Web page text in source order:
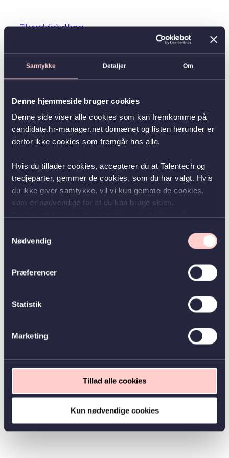
Samtykke Detaljer Om
Denne hjemmeside bruger cookies
Denne side viser alle cookies som kan fremkomme på
candidate.hr-manager.net domænet og listen herunder er
derfor ikke cookies som fremgår hos alle.
Hvis du tillader cookies, accepterer du at Talentech og
tredjeparter, gemmer de cookies, som du har valgt. Hvis
du ikke giver samtykke, vil vi kun gemme de cookies,
som er nødvendige for at du kan bruge siden.
Nødvendig
Præferencer
Statistik
Marketing
Tillad alle cookies
Kun nødvendige cookies
Tilgængelighedserklæring